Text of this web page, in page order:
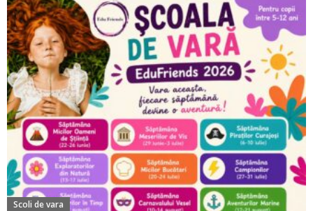
Scoli de vara